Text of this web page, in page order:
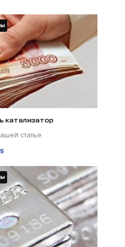
катализатор
статье.